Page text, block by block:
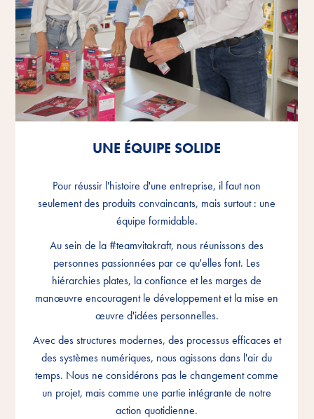
UNE ÉQUIPE SOLIDE
Pour réussir l'histoire d'une entreprise, il faut non
seulement des produits convaincants, mais surtout : une
équipe formidable.
Au sein de la #teamvitakraft, nous réunissons des
personnes passionnées par ce qu'elles font. Les
hiérarchies plates, la confiance et les marges de
manœuvre encouragent le développement et la mise en
œuvre d'idées personnelles.
Avec des structures modernes, des processus efficaces et
des systèmes numériques, nous agissons dans l'air du
temps. Nous ne considérons pas le changement comme
un projet, mais comme une partie intégrante de notre
action quotidienne.
UNE ÉQUIPE SOLIDE
Pour réussir l'histoire d'une entreprise, il faut non
seulement des produits convaincants, mais surtout : une
équipe formidable.
Au sein de la #teamvitakraft, nous réunissons des
personnes passionnées par ce qu'elles font. Les
hiérarchies plates, la confiance et les marges de
manœuvre encouragent le développement et la mise en
œuvre d'idées personnelles.
Avec des structures modernes, des processus efficaces et
des systèmes numériques, nous agissons dans l'air du
temps. Nous ne considérons pas le changement comme
un projet, mais comme une partie intégrante de notre
action quotidienne.
UNE ÉQUIPE SOLIDE
Pour réussir l'histoire d'une entreprise, il faut non
seulement des produits convaincants, mais surtout : une
équipe formidable.
Au sein de la #teamvitakraft, nous réunissons des
personnes passionnées par ce qu'elles font. Les
hiérarchies plates, la confiance et les marges de
manœuvre encouragent le développement et la mise en
œuvre d'idées personnelles.
Avec des structures modernes, des processus efficaces et
des systèmes numériques, nous agissons dans l'air du
temps. Nous ne considérons pas le changement comme
un projet, mais comme une partie intégrante de notre
action quotidienne.